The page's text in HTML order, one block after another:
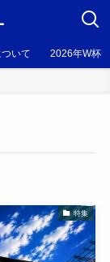
いて 2026年W杯
特集